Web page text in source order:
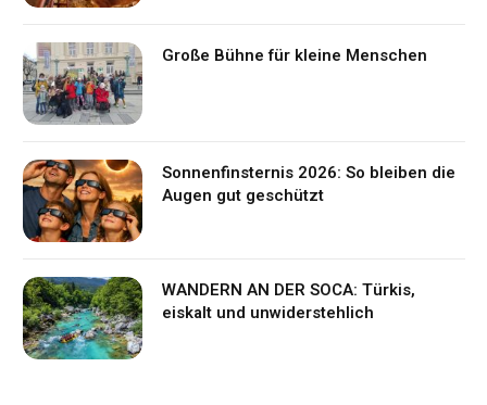
Große Bühne für kleine Menschen
Sonnenfinsternis 2026: So bleiben die
Augen gut geschützt
WANDERN AN DER SOCA: Türkis,
eiskalt und unwiderstehlich